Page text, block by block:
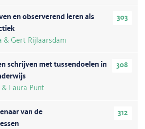
303
en observerend leren als
& Gert Rijlaarsdam
308
schrijven met tussendoelen in
Laura Punt
312
van de